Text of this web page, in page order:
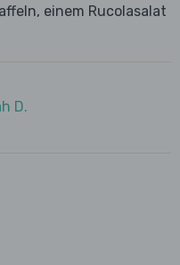
einem Rucolasalat
D.